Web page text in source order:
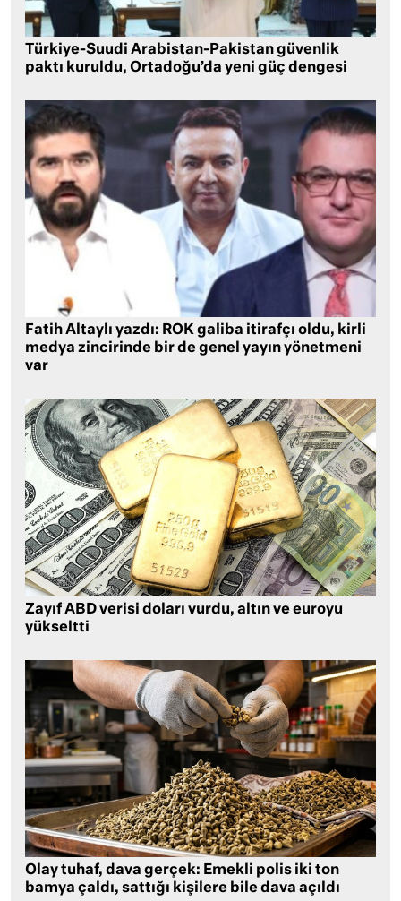
Türkiye-Suudi Arabistan-Pakistan güvenlik
paktı kuruldu, Ortadoğu’da yeni güç dengesi
Fatih Altaylı yazdı: ROK galiba itirafçı oldu, kirli
medya zincirinde bir de genel yayın yönetmeni
var
Zayıf ABD verisi doları vurdu, altın ve euroyu
yükseltti
Olay tuhaf, dava gerçek: Emekli polis iki ton
bamya çaldı, sattığı kişilere bile dava açıldı